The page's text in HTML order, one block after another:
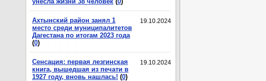
19.10.2024
Ахтынский район занял 1
место среди муниципалитетов
Дагестана по итогам 2023 года
(0)
19.10.2024
Сенсация: первая лезгинская
книга, вышедшая из печати в
1927 году, вновь нашлась! (0)